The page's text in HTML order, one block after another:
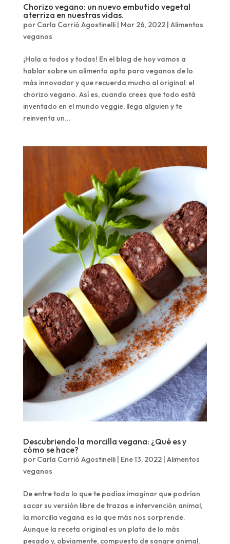
Chorizo vegano: un nuevo embutido vegetal
aterriza en nuestras vidas.
por Carla Carrió Agostinelli| Mar 26, 2022| Alimentos
veganos
¡Hola a todos y todas! En el blog de hoy vamos a
hablar sobre un alimento apto para veganos de lo
más innovador y que recuerda mucho al original: el
chorizo vegano. Así es, cuando crees que todo está
inventado en el mundo veggie, llega alguien y te
reinventa un...
Descubriendo la morcilla vegana: ¿Qué es y
cómo se hace?
por Carla Carrió Agostinelli| Ene 13, 2022| Alimentos
veganos
De entre todo lo que te podías imaginar que podrían
sacar su versión libre de trazas e intervención animal,
la morcilla vegana es la que más nos sorprende.
Aunque la receta original es un plato de lo más
pesado y, obviamente, compuesto de sangre animal,